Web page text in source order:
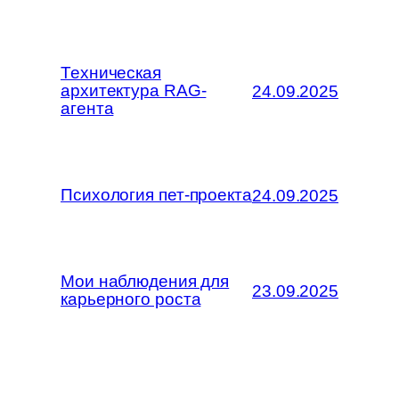
Техническая
архитектура RAG-
агента
24.09.2025
Психология пет-проекта24.09.2025
Мои наблюдения для
карьерного роста
23.09.2025